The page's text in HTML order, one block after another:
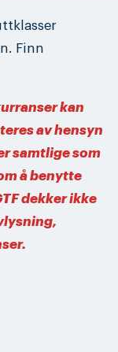
Finn
kan
av hensyn
samtlige som
å benytte
dekker ikke